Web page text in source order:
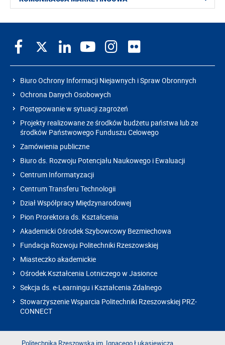
Biuro Ochrony Informacji Niejawnych i Spraw Obronnych
Ochrona Danych Osobowych
Postępowanie w sytuacji zagrożeń
Projekty realizowane ze środków budżetu państwa lub ze
środków Państwowego Funduszu Celowego
Zamówienia publiczne
Biuro ds. Rozwoju Potencjału Naukowego i Ewaluacji
Centrum Informatyzacji
Centrum Transferu Technologii
Dział Współpracy Międzynarodowej
Pion Prorektora ds. Kształcenia
Akademicki Ośrodek Szybowcowy Bezmiechowa
Fundacja Rozwoju Politechniki Rzeszowskiej
Miasteczko akademickie
Ośrodek Kształcenia Lotniczego w Jasionce
Sekcja ds. e-Learningu i Kształcenia Zdalnego
Stowarzyszenie Wsparcia Politechniki Rzeszowskiej PRZ-
CONNECT
Politechnika Rzeszowska im. Ignacego Łukasiewicza